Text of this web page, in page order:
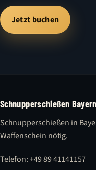
Jetzt buchen
Schnupperschießen Bayern
Schnupperschießen in
Waffenschein nötig.
Telefon: +49 89 41141157